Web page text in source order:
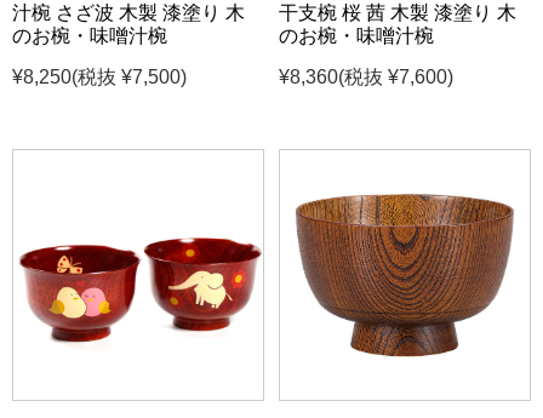
汁椀 さざ波 木製 漆塗り 木
のお椀・味噌汁椀
¥8,250(税抜 ¥7,500)
干支椀 桜 茜 木製 漆塗り 木
のお椀・味噌汁椀
¥8,360(税抜 ¥7,600)